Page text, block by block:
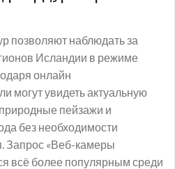
позволяют наблюдать за
Исландии в режиме
онлайн
могут увидеть актуальную
пейзажи и
без необходимости
Запрос «Веб-камеры
всё более популярным среди